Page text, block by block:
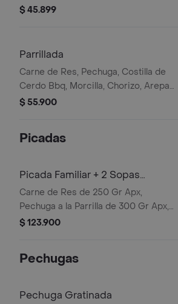
$ 45.899
Parrillada
Carne de Res, Pechuga, Costilla de
Cerdo Bbq, Morcilla, Chorizo, Arepa
de Queso, Papa Criolla, Guacamole
$ 55.900
Picadas
Picada Familiar + 2 Sopas
Personales
Carne de Res de 250 Gr Apx,
Pechuga a la Parrilla de 300 Gr Apx,
Costilla BBQ 80 Gr Apx , Chicharrón
Escoja Dos Sopas Personales de
$ 123.900
Pechugas
Pechuga Gratinada